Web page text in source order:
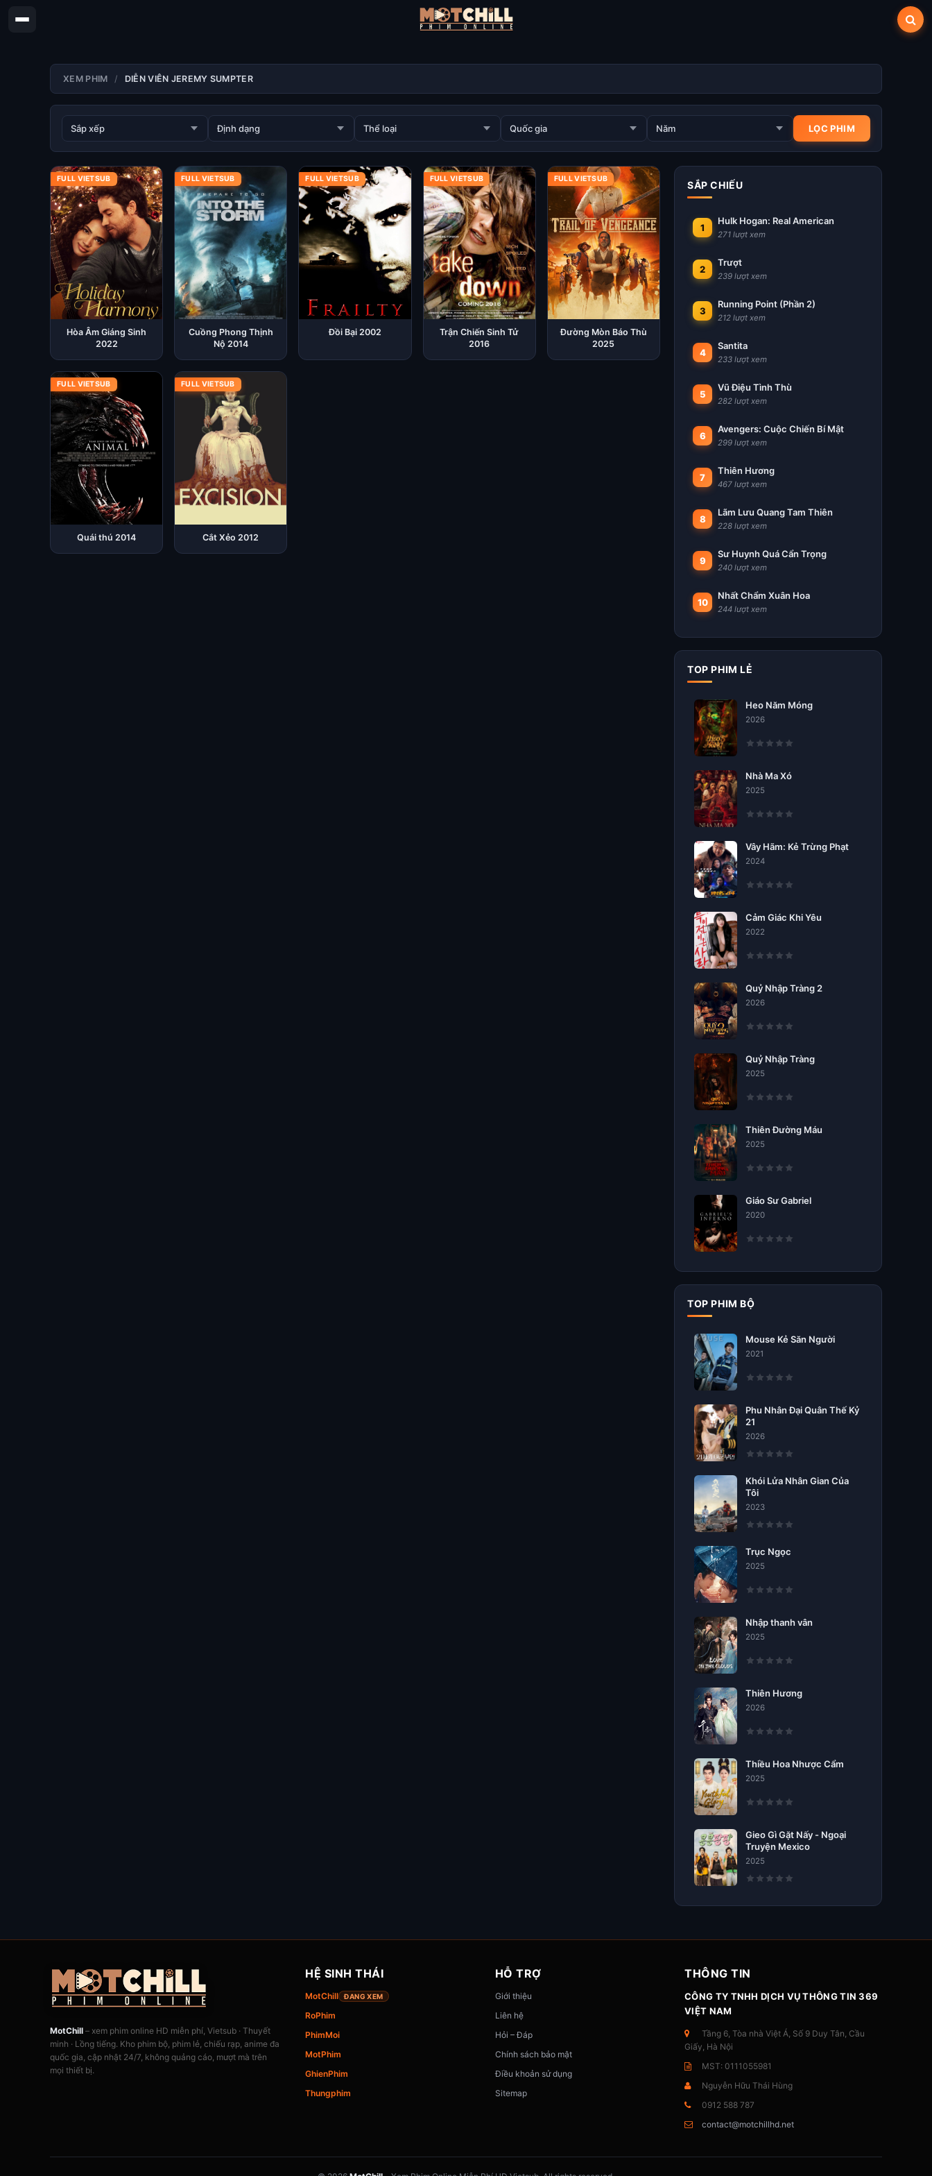
XEM PHIM DIỄN VIÊN JEREMY SUMPTER
FULL VIETSUB
Hòa Âm Giáng Sinh
2022
FULL VIETSUB
Cuồng Phong Thịnh
Nộ 2014
FULL VIETSUB
Đồi Bại 2002
FULL VIETSUB
Trận Chiến Sinh Tử
2016
FULL VIETSUB
Đường Mòn Báo Thù
2025
FULL VIETSUB
Quái thú 2014
FULL VIETSUB
Cắt Xẻo 2012
SẮP CHIẾU
1
Hulk Hogan: Real American
271 lượt xem
2
Trượt
239 lượt xem
3
Running Point (Phần 2)
212 lượt xem
4
Santita
233 lượt xem
5
Vũ Điệu Tình Thù
282 lượt xem
6
Avengers: Cuộc Chiến Bí Mật
299 lượt xem
7
Thiên Hương
467 lượt xem
8
Lãm Lưu Quang Tam Thiên
228 lượt xem
9
Sư Huynh Quá Cẩn Trọng
240 lượt xem
10
Nhất Chẩm Xuân Hoa
244 lượt xem
TOP PHIM LẺ
Heo Năm Móng
2026
Nhà Ma Xó
2025
Vây Hãm: Kẻ Trừng Phạt
2024
Cảm Giác Khi Yêu
2022
Quỷ Nhập Tràng 2
2026
Quỷ Nhập Tràng
2025
Thiên Đường Máu
2025
Giáo Sư Gabriel
2020
TOP PHIM BỘ
Mouse Kẻ Săn Người
2021
Phu Nhân Đại Quân Thế Kỷ
21
2026
Khói Lửa Nhân Gian Của
Tôi
2023
Trục Ngọc
2025
Nhập thanh vân
2025
Thiên Hương
2026
Thiều Hoa Nhược Cẩm
2025
Gieo Gì Gặt Nấy - Ngoại
Truyện Mexico
2025
MotChill – xem phim online HD miễn phí, Vietsub · Thuyết
minh · Lồng tiếng. Kho phim bộ, phim lẻ, chiếu rạp, anime đa
quốc gia, cập nhật 24/7, không quảng cáo, mượt mà trên
mọi thiết bị.
HỆ SINH THÁI
MotChill ĐANG XEM
RoPhim
PhimMoi
MotPhim
GhienPhim
Thungphim
HỖ TRỢ
Giới thiệu
Liên hệ
Hỏi – Đáp
Chính sách bảo mật
Điều khoản sử dụng
Sitemap
THÔNG TIN
CÔNG TY TNHH DỊCH VỤ THÔNG TIN 369
VIỆT NAM
Tầng 6, Tòa nhà Việt Á, Số 9 Duy Tân, Cầu
Giấy, Hà Nội
MST: 0111055981
Nguyễn Hữu Thái Hùng
0912 588 787
contact@motchillhd.net